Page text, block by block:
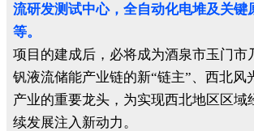
流研发测试中心，全自动化电堆及关键
等。
项目的建成后，必将成为酒泉市玉门市
钒液流储能产业链的新“链主”、西北风
产业的重要龙头，为实现西北地区区域
续发展注入新动力。